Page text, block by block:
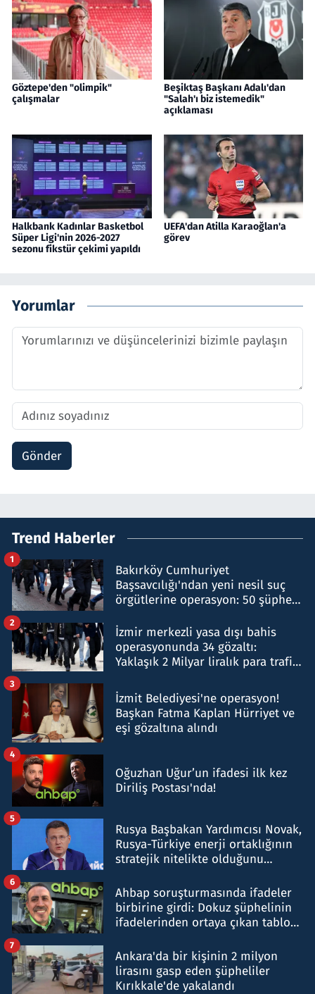
Göztepe'den "olimpik"
çalışmalar
Beşiktaş Başkanı Adalı'dan
"Salah'ı biz istemedik"
açıklaması
Halkbank Kadınlar Basketbol
Süper Ligi'nin 2026-2027
sezonu fikstür çekimi yapıldı
UEFA'dan Atilla Karaoğlan'a
görev
Yorumlar
Gönder
Trend Haberler
Bakırköy Cumhuriyet
Başsavcılığı'ndan yeni nesil suç
örgütlerine operasyon: 50 şüpheli
1
İzmir merkezli yasa dışı bahis
operasyonunda 34 gözaltı:
Yaklaşık 2 Milyar liralık para trafiği
2
İzmit Belediyesi'ne operasyon!
Başkan Fatma Kaplan Hürriyet ve
eşi gözaltına alındı
3
Oğuzhan Uğur’un ifadesi ilk kez
Diriliş Postası'nda!
4
Rusya Başbakan Yardımcısı Novak,
Rusya-Türkiye enerji ortaklığının
stratejik nitelikte olduğunu
5
Ahbap soruşturmasında ifadeler
birbirine girdi: Dokuz şüphelinin
ifadelerinden ortaya çıkan tablo
6
Ankara'da bir kişinin 2 milyon
lirasını gasp eden şüpheliler
Kırıkkale'de yakalandı
7